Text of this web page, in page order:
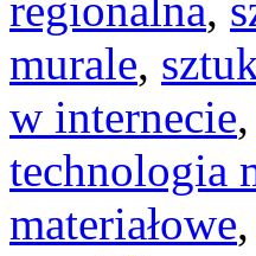
murale,
w internecie,
technologia
materiałowe,